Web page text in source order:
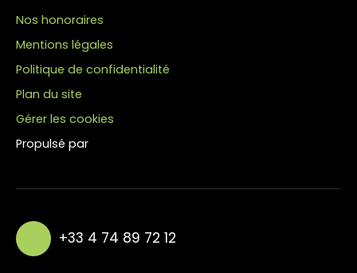
Nos honoraires
Mentions légales
Politique de confidentialité
Plan du site
Gérer les cookies
Propulsé par
+33 4 74 89 72 12